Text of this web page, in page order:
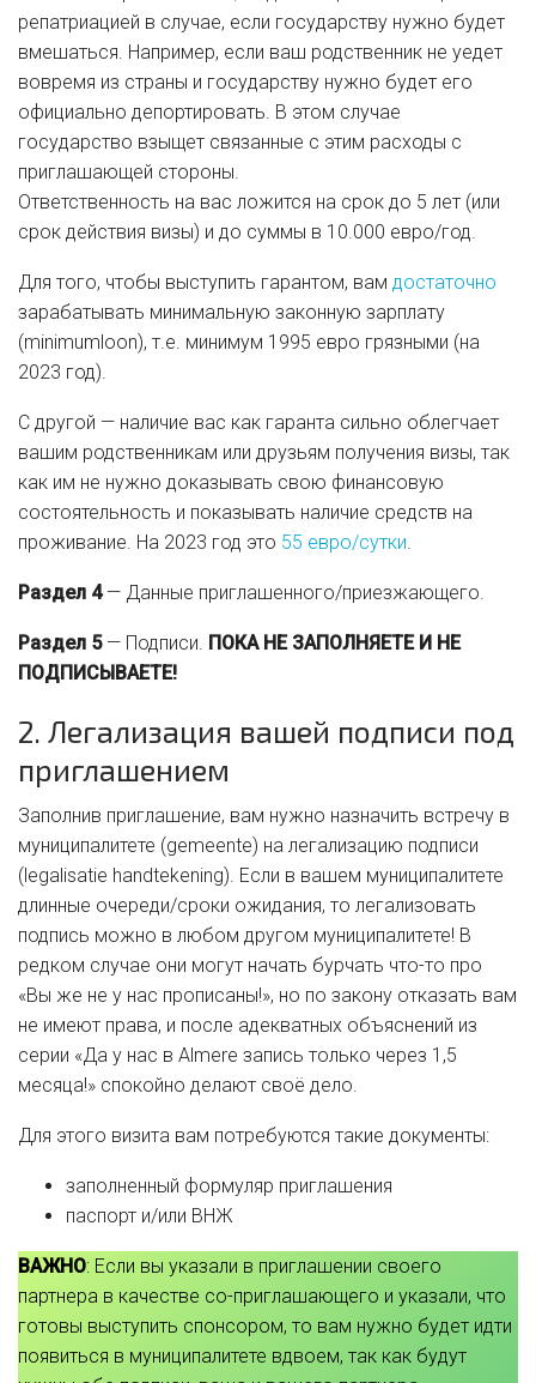
репатриацией в случае, если государству нужно будет
вмешаться. Например, если ваш родственник не уедет
вовремя из страны и государству нужно будет его
официально депортировать. В этом случае
государство взыщет связанные с этим расходы с
приглашающей стороны.
Ответственность на вас ложится на срок до 5 лет (или
срок действия визы) и до суммы в 10.000 евро/год.
Для того, чтобы выступить гарантом, вам достаточно
зарабатывать минимальную законную зарплату
(minimumloon), т.е. минимум 1995 евро грязными (на
2023 год).
С другой — наличие вас как гаранта сильно облегчает
вашим родственникам или друзьям получения визы, так
как им не нужно доказывать свою финансовую
состоятельность и показывать наличие средств на
проживание. На 2023 год это 55 евро/сутки
Раздел 4— Данные приглашенного/приезжающего.
Раздел 5— Подписи. ПОКА НЕ ЗАПОЛНЯЕТЕ И НЕ
ПОДПИСЫВАЕТЕ!
2. Легализация вашей подписи под
приглашением
Заполнив приглашение, вам нужно назначить встречу в
муниципалитете (gemeente) на легализацию подписи
(legalisatie handtekening). Если в вашем муниципалитете
длинные очереди/сроки ожидания, то легализовать
подпись можно в любом другом муниципалитете! В
редком случае они могут начать бурчать что-то про
«Вы же не у нас прописаны!», но по закону отказать вам
не имеют права, и после адекватных объяснений из
серии «Да у нас в Almere запись только через 1,5
месяца!» спокойно делают своё дело.
Для этого визита вам потребуются такие документы:
заполненный формуляр приглашения
паспорт и/или ВНЖ
ВАЖНО: Если вы указали в приглашении своего
партнера в качестве со-приглашающего и указали, что
готовы выступить спонсором, то вам нужно будет идти
появиться в муниципалитете вдвоем, так как будут